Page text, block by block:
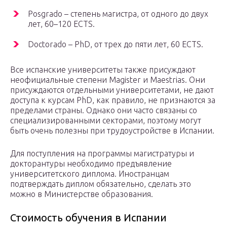
Posgrado – степень магистра, от одного до двух
лет, 60–120 ECTS.
Doctorado – PhD, от трех до пяти лет, 60 ECTS.
Все испанские университеты также присуждают
неофициальные степени Magister и Maestrias. Они
присуждаются отдельными университетами, не дают
доступа к курсам PhD, как правило, не признаются за
пределами страны. Однако они часто связаны со
специализированными секторами, поэтому могут
быть очень полезны при трудоустройстве в Испании.
Для поступления на программы магистратуры и
докторантуры необходимо предъявление
университетского диплома. Иностранцам
подтверждать диплом обязательно, сделать это
можно в Министерстве образования.
Стоимость обучения в Испании